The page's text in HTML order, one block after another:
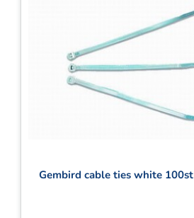
Gembird cable ties white 100st